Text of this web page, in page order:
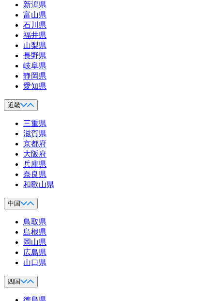
新潟県
富山県
石川県
福井県
山梨県
長野県
岐阜県
静岡県
愛知県
近畿
三重県
滋賀県
京都府
大阪府
兵庫県
奈良県
和歌山県
中国
鳥取県
島根県
岡山県
広島県
山口県
四国